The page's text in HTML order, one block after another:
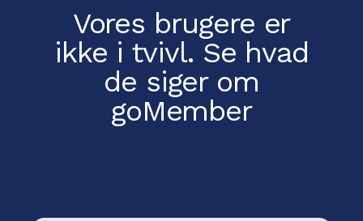
Vores brugere er
ikke i tvivl. Se hvad
de siger om
goMember